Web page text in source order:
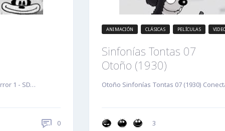
1 - SD…
0
ANIMACIÓN CLÁSICAS PELÍCULAS
Sinfonías Tontas 07
Otoño (1930)
Otoño Sinfonías Tontas 07 (1930)
3